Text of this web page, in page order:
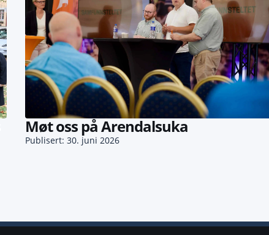
Møt oss på Arendalsuka
Publisert: 30. juni 2026